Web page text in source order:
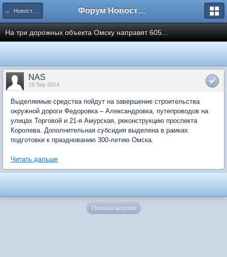
← Новости рынка недвижимости Форум Новостройки
На три дорожных объекта Омску направят 605...
NAS
18 Sep 2014
Выделяемые средства пойдут на завершение строительства
окружной дороги Федоровка – Александровка, путепроводов на
улицах Торговой и 21-я Амурская, реконструкцию проспекта
Королева. Дополнительная субсидия выделена в рамках
подготовки к празднованию 300-летию Омска.
Читать дальше
Полная версия